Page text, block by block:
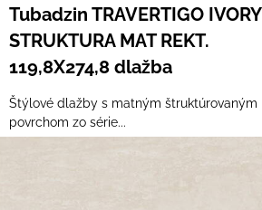
Tubadzin TRAVERTIGO IVORY
STRUKTURA MAT REKT.
119,8X274,8 dlažba
Štýlové dlažby s matným štruktúrovaným
povrchom zo série...